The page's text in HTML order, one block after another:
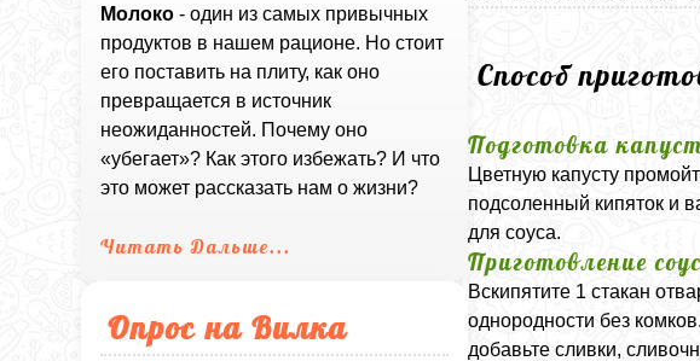
Молоко - один из самых привычных
продуктов в нашем рационе. Но стоит
его поставить на плиту, как оно
превращается в источник
неожиданностей. Почему оно
«убегает»? Как этого избежать? И что
это может рассказать нам о жизни?
Читать Дальше...
Опрос на Вилка
Способ
Подготовка
Цветную капусту
подсоленный кипяток и
для соуса.
Приготовление
Вскипятите 1 стакан
однородности без
добавьте сливки,